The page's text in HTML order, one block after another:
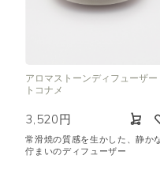
アロマストーンディフューザー
トコナメ
3,520円
常滑焼の質感を生かした、静か
佇まいのディフューザー